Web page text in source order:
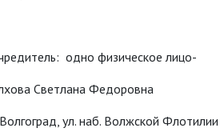
одно физическое лицо-
Светлана Федоровна
Волгоград, ул. наб. Волжской Флотилии